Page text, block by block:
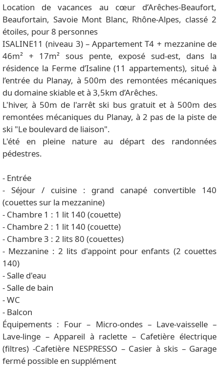
Location de vacances au cœur d’Arêches-Beaufort,
Beaufortain, Savoie Mont Blanc, Rhône-Alpes, classé 2
étoiles, pour 8 personnes
ISALINE11 (niveau 3) – Appartement T4 + mezzanine de
46m² + 17m² sous pente, exposé sud-est, dans la
résidence la Ferme d’Isaline (11 appartements), situé à
l’entrée du Planay, à 500m des remontées mécaniques
du domaine skiable et à 3,5km d’Arêches.
L'hiver, à 50m de l'arrêt ski bus gratuit et à 500m des
remontées mécaniques du Planay, à 2 pas de la piste de
ski "Le boulevard de liaison".
L'été en pleine nature au départ des randonnées
pédestres.
- Entrée
- Séjour / cuisine : grand canapé convertible 140
(couettes sur la mezzanine)
- Chambre 1 : 1 lit 140 (couette)
- Chambre 2 : 1 lit 140 (couette)
- Chambre 3 : 2 lits 80 (couettes)
- Mezzanine : 2 lits d'appoint pour enfants (2 couettes
140)
- Salle d'eau
- Salle de bain
- WC
- Balcon
Équipements : Four – Micro-ondes – Lave-vaisselle –
Lave-linge – Appareil à raclette – Cafetière électrique
(filtres) -Cafetière NESPRESSO – Casier à skis – Garage
fermé possible en supplément